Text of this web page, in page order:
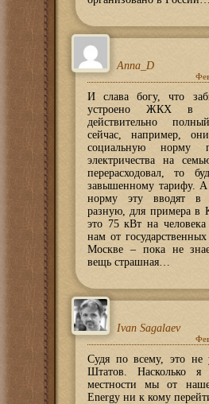
Anna_D
И слава богу, что
устроено ЖКХ в
действительно
сейчас, например,
социальную норму
электричества на
перерасходовал, то
завышенному тарифу. А
норму эту вводят в
разную, для примера в
это 75 кВт на
нам от
Москве – пока не
вещь страшная…
Ivan Sagalaev
Судя по всему, это не
Штатов. Насколько
местности мы от
Energy ни к кому